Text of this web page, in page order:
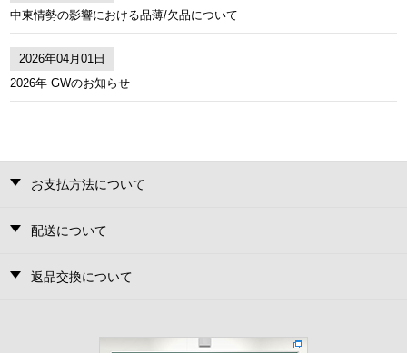
中東情勢の影響における品薄/欠品について
2026年04月01日
2026年 GWのお知らせ
お支払方法について
配送について
返品交換について